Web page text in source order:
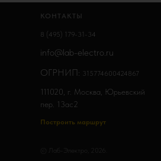
КОНТАКТЫ
8 (495) 179-31-34
info@lab-electro.ru
ОГРНИП: 315774600424867
111020, г. Москва, Юрьевский
пер. 13ас2
Построить маршрут
© Лаб-Электро, 2026.